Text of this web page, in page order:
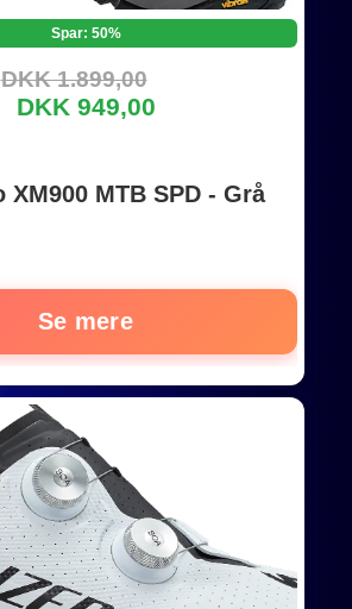
Spar: 50%
DKK 1.899,00
DKK 949,00
XM900 MTB SPD - Grå
Se mere